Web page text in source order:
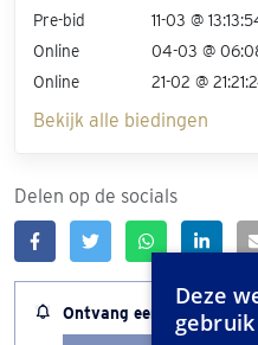
Pre-bid
11-03 @
Online
04-03 @
Online
21-02 @
Bekijk alle biedingen
Delen op de socials
Ontvang een melding
Deze